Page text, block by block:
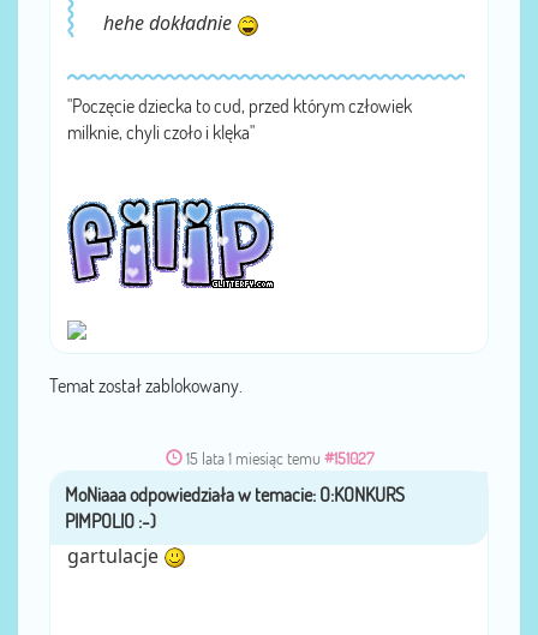
hehe dokładnie
"Poczęcie dziecka to cud, przed którym człowiek
milknie, chyli czoło i klęka"
Temat został zablokowany.
15 lata 1 miesiąc temu #151027
przezMoNiaaa
gartulacje